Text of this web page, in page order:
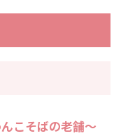
こそばの老舗～